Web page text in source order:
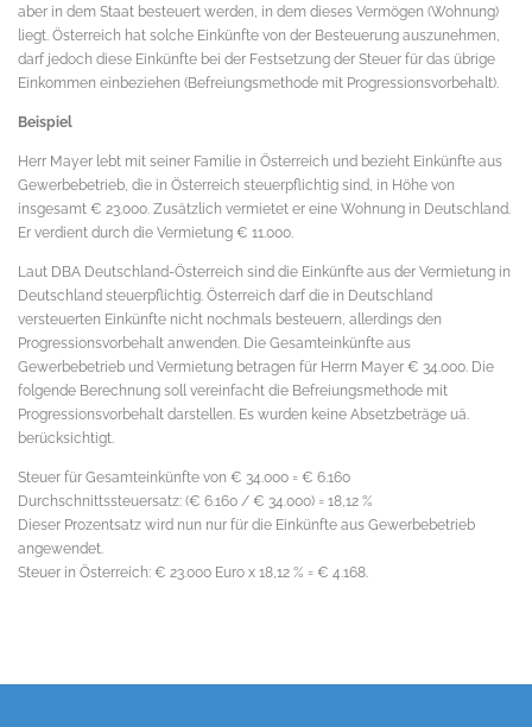
aber in dem Staat besteuert werden, in dem dieses Vermögen (Wohnung)
liegt. Österreich hat solche Einkünfte von der Besteuerung auszunehmen,
darf jedoch diese Einkünfte bei der Festsetzung der Steuer für das übrige
Einkommen einbeziehen (Befreiungsmethode mit Progressionsvorbehalt).
Beispiel
Herr Mayer lebt mit seiner Familie in Österreich und bezieht Einkünfte aus
Gewerbebetrieb, die in Österreich steuerpflichtig sind, in Höhe von
insgesamt € 23.000. Zusätzlich vermietet er eine Wohnung in Deutschland.
Er verdient durch die Vermietung € 11.000.
Laut DBA Deutschland-Österreich sind die Einkünfte aus der Vermietung in
Deutschland steuerpflichtig. Österreich darf die in Deutschland
versteuerten Einkünfte nicht nochmals besteuern, allerdings den
Progressionsvorbehalt anwenden. Die Gesamteinkünfte aus
Gewerbebetrieb und Vermietung betragen für Herrn Mayer € 34.000. Die
folgende Berechnung soll vereinfacht die Befreiungsmethode mit
Progressionsvorbehalt darstellen. Es wurden keine Absetzbeträge uä.
berücksichtigt.
Steuer für Gesamteinkünfte von € 34.000 = € 6.160
Durchschnittssteuersatz: (€ 6.160 / € 34.000) = 18,12 %
Dieser Prozentsatz wird nun nur für die Einkünfte aus Gewerbebetrieb
angewendet.
Steuer in Österreich: € 23.000 Euro x 18,12 % = € 4.168.